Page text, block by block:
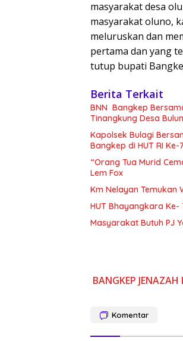
masyarakat desa
masyarakat oluno,
meluruskan dan
pertama dan yang
tutup bupati
Berita Terkait
BNN Bangkep
Tinangkung Desa
Kapolsek Bulagi
Bangkep di HUT RI Ke-
“Orang Tua Murid
Lem Fox
Km Nelayan Temukan
HUT Bhayangkara Ke-
Masyarakat Butuh PJ
BANGKEP JENAZAH
Komentar